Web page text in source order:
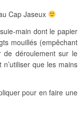
Cap Jaseux
main dont le papier
mouillés (empêchant
déroulement sur le
n’utiliser que les mains
pour en faire une